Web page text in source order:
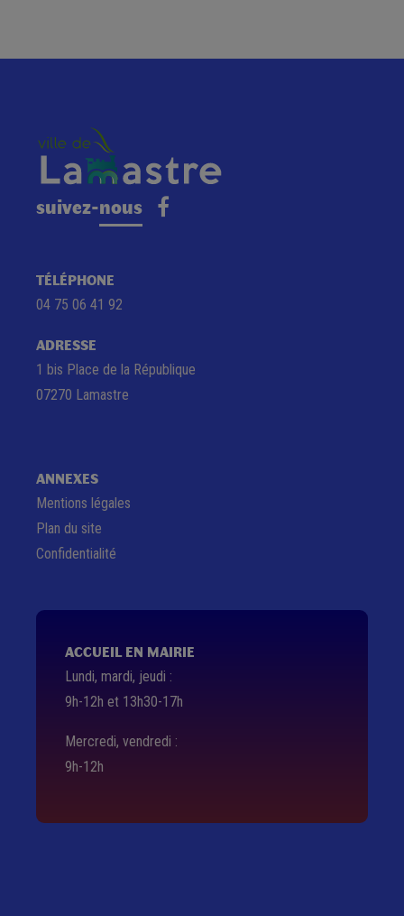
suivez-nous
TÉLÉPHONE
04 75 06 41 92
ADRESSE
1 bis Place de la République
07270 Lamastre
ANNEXES
Mentions légales
Plan du site
Confidentialité
ACCUEIL EN MAIRIE
Lundi, mardi, jeudi :
9h-12h et 13h30-17h
Mercredi, vendredi :
9h-12h